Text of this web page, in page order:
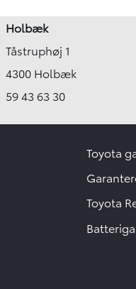
Holbæk
Tåstruphøj 1
4300 Holbæk
59 43 63 30
Toyota
Toyota